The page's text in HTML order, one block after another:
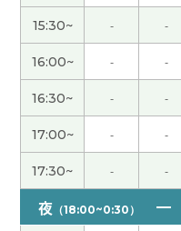
“搭配”这个词的使用
搭配，钢琴可以和吉
配，房子也可以和家
组合在一起，彼此协
配”这个词。谢谢明白
我昨天喝的是无酒精
啤酒，可能对身体比
15:30~ - -
16:00~ - -
16:30~ - -
17:00~ - -
17:30~ - -
夜 （18:00~0:30）